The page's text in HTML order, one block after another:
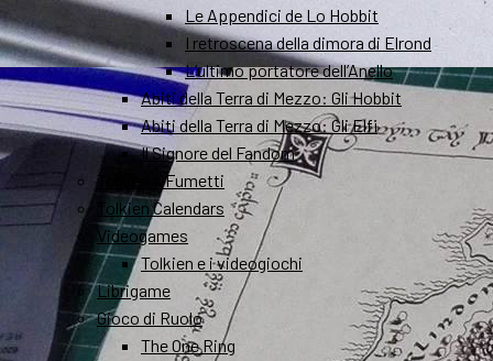
Le Appendici de Lo Hobbit
I retroscena della dimora di Elrond
L’ultimo portatore dell’Anello
Abiti della Terra di Mezzo: Gli Hobbit
Abiti della Terra di Mezzo: Gli Elfi
Il Signore del Fandom
Tolkien a Fumetti
Tolkien Calendars
Videogames
Tolkien e i videogiochi
Librigame
Gioco di Ruolo
The One Ring